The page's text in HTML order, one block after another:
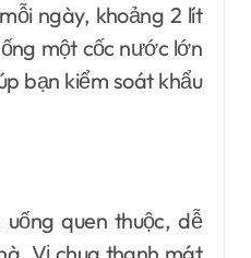
ngày, khoảng 2 lít
một cốc nước lớn
bạn kiểm soát khẩu
quen thuộc, dễ